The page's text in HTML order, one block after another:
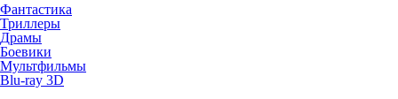
Фантастика
Триллеры
Драмы
Боевики
Мультфильмы
Blu-ray 3D